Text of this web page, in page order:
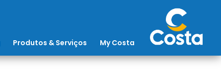
Produtos & Serviços My Costa